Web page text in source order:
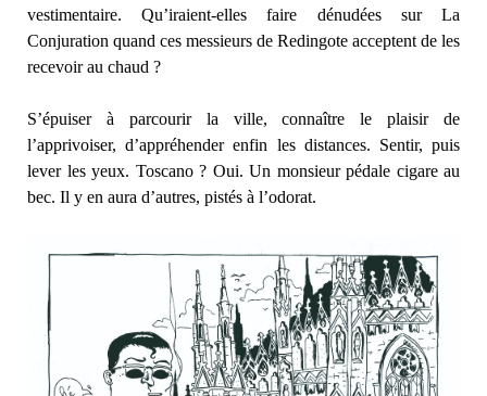
vestimentaire. Qu’iraient-elles faire dénudées sur La
Conjuration quand ces messieurs de Redingote acceptent de les
recevoir au chaud ?
S’épuiser à parcourir la ville, connaître le plaisir de
l’apprivoiser, d’appréhender enfin les distances. Sentir, puis
lever les yeux. Toscano ? Oui. Un monsieur pédale cigare au
bec. Il y en aura d’autres, pistés à l’odorat.